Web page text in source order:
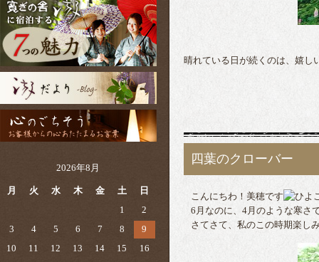
2026年8月
月 火 水 木 金 土 日
1
2
3
4 5 6 7 8
9
10
11 12 13 14 15
16
晴れている日が続くのは、嬉し
四葉のクローバー
こんにちわ！美穂です
6月なのに、4月のような寒さ
さてさて、私のこの時期楽し